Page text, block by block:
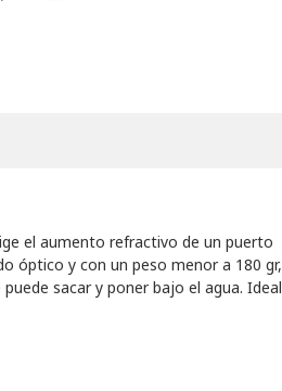
el aumento refractivo de un puerto
óptico y con un peso menor a 180 gr,
sacar y poner bajo el agua. Ideal